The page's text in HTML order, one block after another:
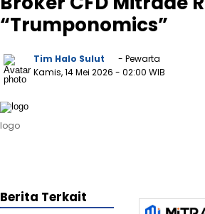
“Trumponomics”
Tim Halo Sulut
- Pewarta
Kamis, 14 Mei 2026 - 02:00 WIB
logo
Berita Terkait